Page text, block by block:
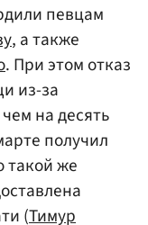
певцам
, а также
. При этом отказ
из-за
на десять
получил
такой же
(Тимур